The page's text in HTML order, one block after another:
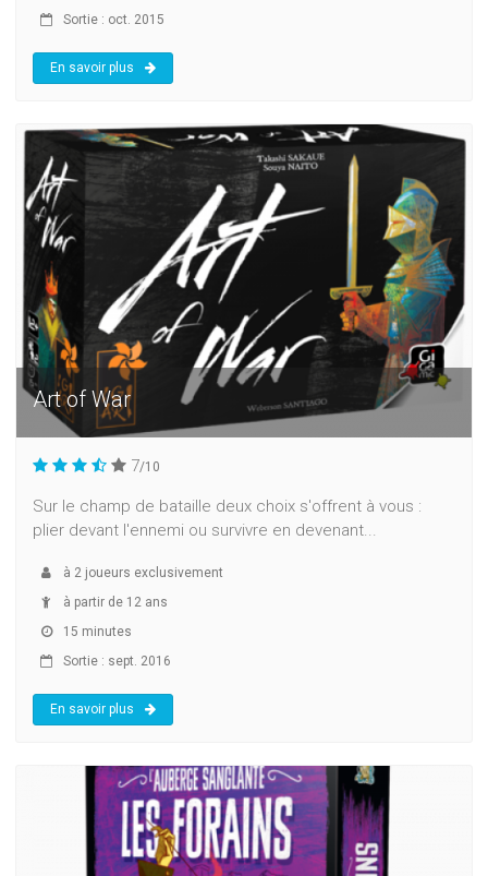
Sortie : oct. 2015
En savoir plus
Art of War
7/10
Sur le champ de bataille deux choix s'offrent à vous :
plier devant l'ennemi ou survivre en devenant...
à 2 joueurs exclusivement
à partir de 12 ans
15 minutes
Sortie : sept. 2016
En savoir plus